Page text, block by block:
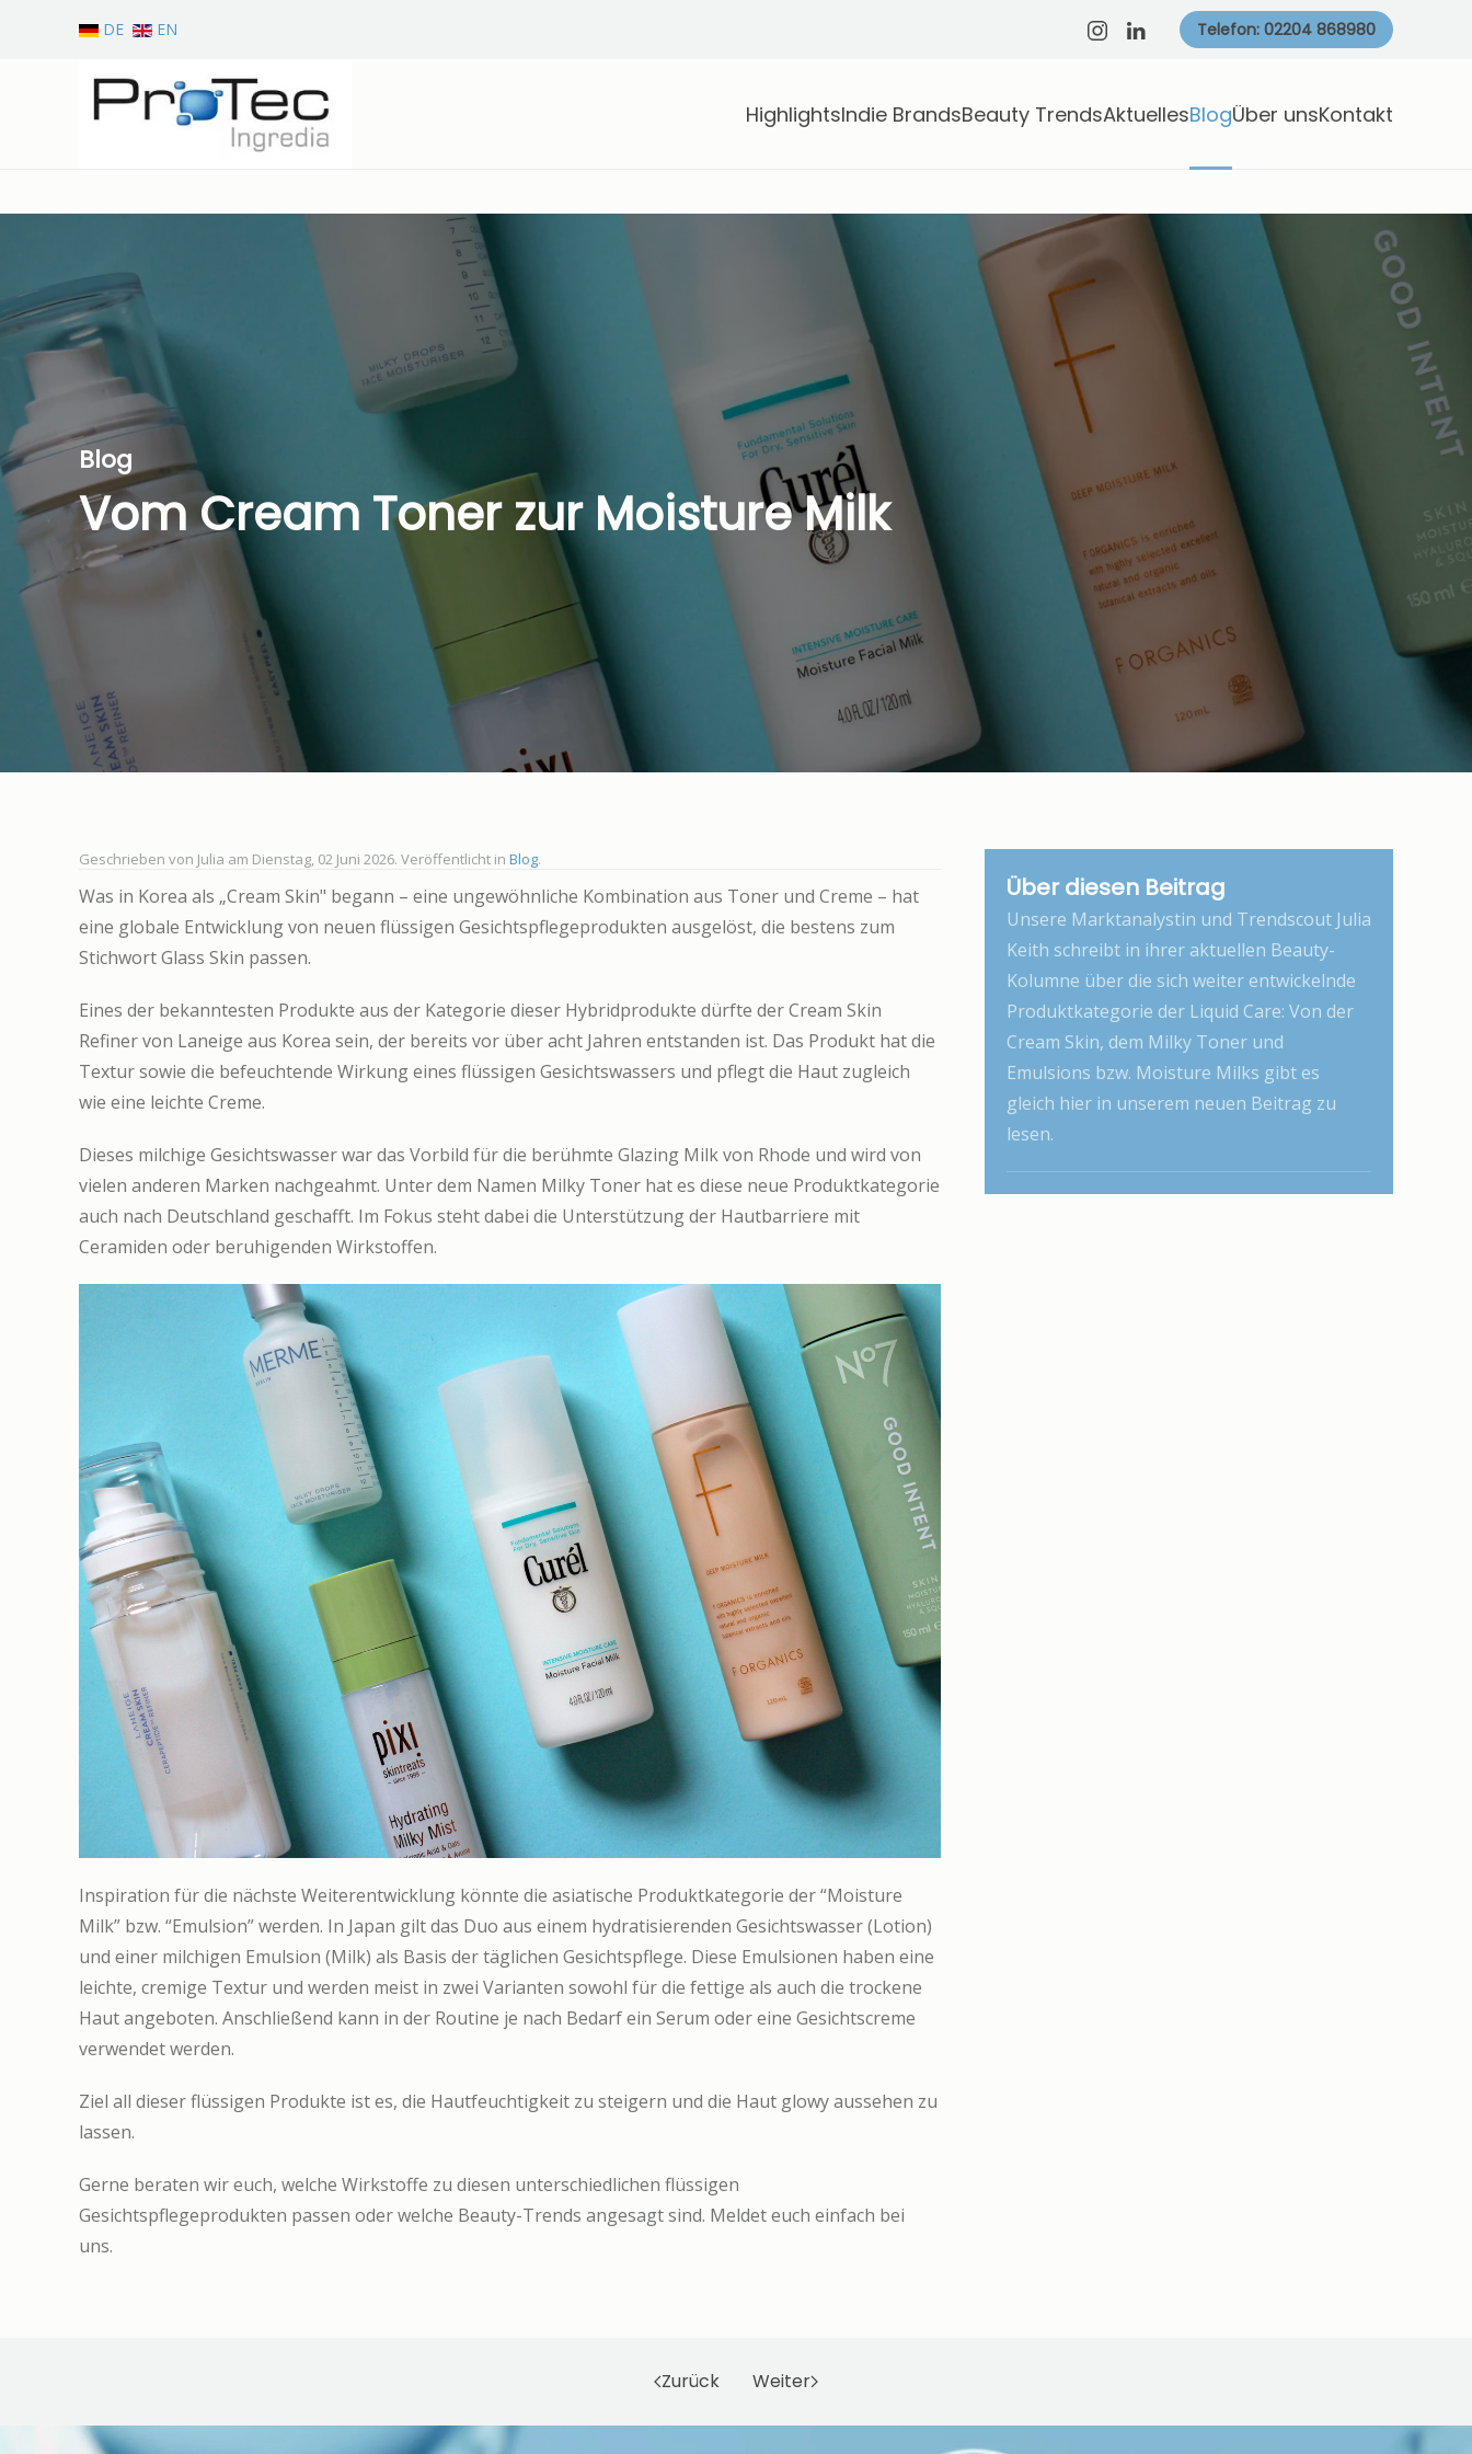
DE EN Telefon: 02204 868980
HighlightsIndie BrandsBeauty TrendsAktuellesBlogÜber unsKontakt
Blog
Vom Cream Toner zur Moisture Milk
Geschrieben von Julia am Dienstag, 02 Juni 2026. Veröffentlicht in Blog.
Was in Korea als „Cream Skin" begann – eine ungewöhnliche Kombination aus Toner und Creme – hat
eine globale Entwicklung von neuen flüssigen Gesichtspflegeprodukten ausgelöst, die bestens zum
Stichwort Glass Skin passen.
Eines der bekanntesten Produkte aus der Kategorie dieser Hybridprodukte dürfte der Cream Skin
Refiner von Laneige aus Korea sein, der bereits vor über acht Jahren entstanden ist. Das Produkt hat die
Textur sowie die befeuchtende Wirkung eines flüssigen Gesichtswassers und pflegt die Haut zugleich
wie eine leichte Creme.
Dieses milchige Gesichtswasser war das Vorbild für die berühmte Glazing Milk von Rhode und wird von
vielen anderen Marken nachgeahmt. Unter dem Namen Milky Toner hat es diese neue Produktkategorie
auch nach Deutschland geschafft. Im Fokus steht dabei die Unterstützung der Hautbarriere mit
Ceramiden oder beruhigenden Wirkstoffen.
Inspiration für die nächste Weiterentwicklung könnte die asiatische Produktkategorie der “Moisture
Milk” bzw. “Emulsion” werden. In Japan gilt das Duo aus einem hydratisierenden Gesichtswasser (Lotion)
und einer milchigen Emulsion (Milk) als Basis der täglichen Gesichtspflege. Diese Emulsionen haben eine
leichte, cremige Textur und werden meist in zwei Varianten sowohl für die fettige als auch die trockene
Haut angeboten. Anschließend kann in der Routine je nach Bedarf ein Serum oder eine Gesichtscreme
verwendet werden.
Ziel all dieser flüssigen Produkte ist es, die Hautfeuchtigkeit zu steigern und die Haut glowy aussehen zu
lassen.
Gerne beraten wir euch, welche Wirkstoffe zu diesen unterschiedlichen flüssigen
Gesichtspflegeprodukten passen oder welche Beauty-Trends angesagt sind. Meldet euch einfach bei
uns.
Über diesen Beitrag
Unsere Marktanalystin und Trendscout Julia
Keith schreibt in ihrer aktuellen Beauty-
Kolumne über die sich weiter entwickelnde
Produktkategorie der Liquid Care: Von der
Cream Skin, dem Milky Toner und
Emulsions bzw. Moisture Milks gibt es
gleich hier in unserem neuen Beitrag zu
lesen.
Zurück Weiter